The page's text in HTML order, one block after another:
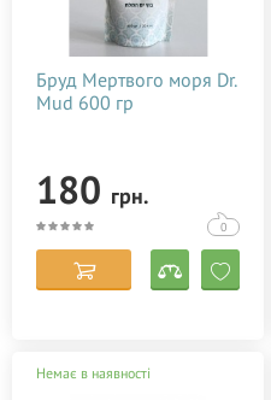
Бруд Мертвого моря Dr.
Mud 600 гр
180 грн.
0
Немає в наявності